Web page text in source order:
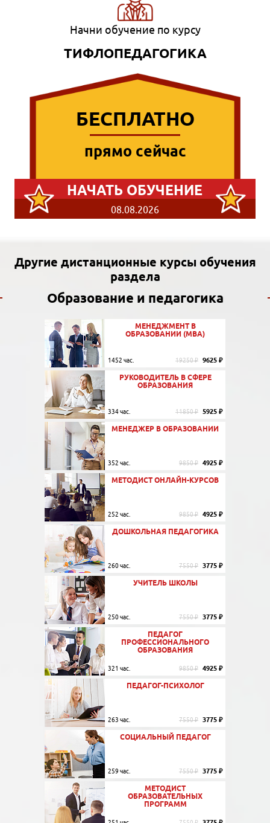
Начни обучение по курсу
ТИФЛОПЕДАГОГИКА
БЕСПЛАТНО
прямо сейчас
НАЧАТЬ ОБУЧЕНИЕ
08.08.2026
Другие дистанционные курсы обучения
раздела
Образование и педагогика
МЕНЕДЖМЕНТ В
ОБРАЗОВАНИИ (MBA)
1452 час. 19250 ₽ 9625 ₽
РУКОВОДИТЕЛЬ В СФЕРЕ
ОБРАЗОВАНИЯ
334 час. 11850 ₽ 5925 ₽
МЕНЕДЖЕР В ОБРАЗОВАНИИ
352 час. 9850 ₽ 4925 ₽
МЕТОДИСТ ОНЛАЙН-КУРСОВ
252 час. 9850 ₽ 4925 ₽
ДОШКОЛЬНАЯ ПЕДАГОГИКА
260 час. 7550 ₽ 3775 ₽
УЧИТЕЛЬ ШКОЛЫ
250 час. 7550 ₽ 3775 ₽
ПЕДАГОГ
ПРОФЕССИОНАЛЬНОГО
ОБРАЗОВАНИЯ
321 час. 9850 ₽ 4925 ₽
ПЕДАГОГ-ПСИХОЛОГ
263 час. 7550 ₽ 3775 ₽
СОЦИАЛЬНЫЙ ПЕДАГОГ
259 час. 7550 ₽ 3775 ₽
МЕТОДИСТ
ОБРАЗОВАТЕЛЬНЫХ
ПРОГРАММ